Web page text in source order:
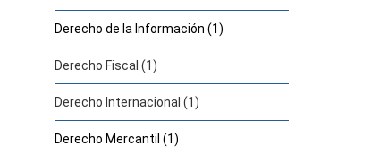
Derecho de la Información (1)
Derecho Fiscal (1)
Derecho Internacional (1)
Derecho Mercantil (1)